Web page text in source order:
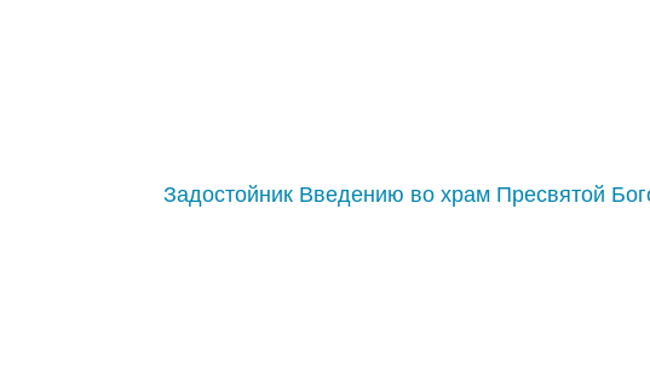
Задостойник Введению во храм Пресвятой